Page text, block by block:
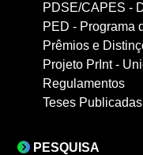
PDSE/CAPES -
PED - Programa
Prêmios e
Projeto PrInt -
Regulamentos
Teses Publicadas
PESQUISA